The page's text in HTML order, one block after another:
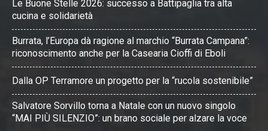
Le Buone Stelle 2026: successo a Battipaglia tra alta
cucina e solidarietà
Burrata, l’Europa dà ragione al marchio “Burrata Campana”:
riconoscimento anche per la Casearia Cioffi di Eboli
Dalla OP Terramore un progetto per la “rucola sostenibile”
Salvatore Sorvillo torna a Natale con un nuovo singolo
“MAI PIÙ SILENZIO”: un brano sociale per alzare la voce